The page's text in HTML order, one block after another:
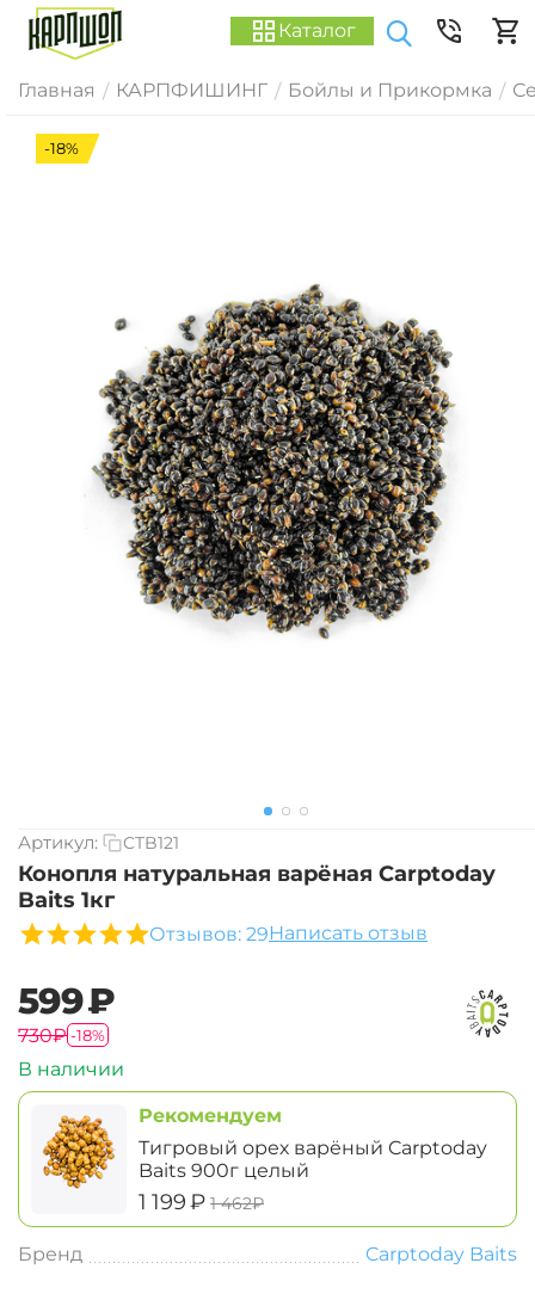
Каталог
Главная / КАРПФИШИНГ / Бойлы и Прикормка /
-18%
Артикул: CTB121
Конопля натуральная варёная Carptoday
Baits 1кг
Отзывов: 29Написать отзыв
‍599‍₽
‍730‍₽-18%
В наличии
Рекомендуем
Тигровый орех варёный Carptoday
Baits 900г целый
‍1 199‍₽ ‍1 462‍₽
Бренд Carptoday Baits